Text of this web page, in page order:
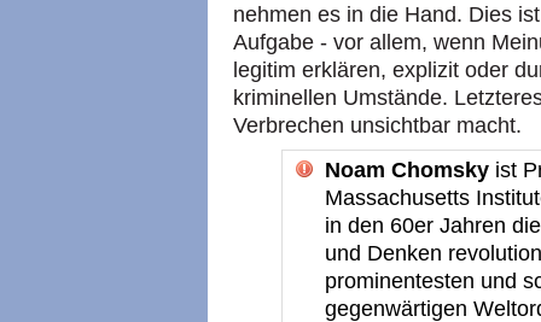
nehmen es in die Hand. Dies
Aufgabe - vor allem, wenn
legitim erklären, explizit oder
kriminellen Umstände.
Verbrechen unsichtbar macht.
Noam Chomsky ist
Massachusetts
in den 60er Jahren
und Denken
prominentesten und
gegenwärtigen